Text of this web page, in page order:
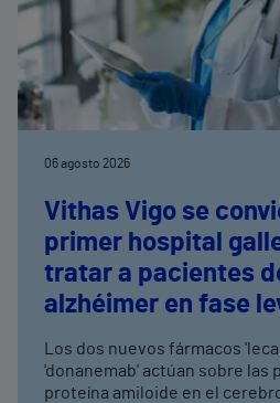
06 agosto 2026
Vithas Vigo se
primer hospital
tratar a pacientes
alzhéimer en fase
terapias antiamiloide
Los dos nuevos fármacos
'donanemab' actúan sobre las
proteína amiloide en el